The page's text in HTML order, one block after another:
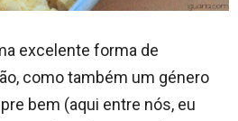
excelente forma de
como também um género
bem (aqui entre nós, eu